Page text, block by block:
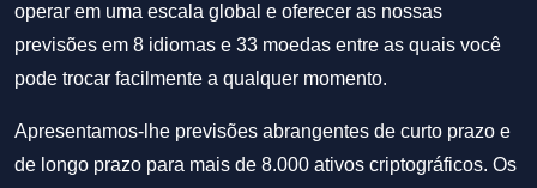
operar em uma escala global e oferecer as nossas
previsões em 8 idiomas e 33 moedas entre as quais você
pode trocar facilmente a qualquer momento.
Apresentamos-lhe previsões abrangentes de curto prazo e
de longo prazo para mais de 8.000 ativos criptográficos. Os